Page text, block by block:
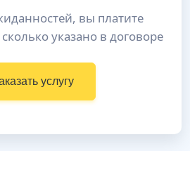
вы платите
указано в договоре
услугу